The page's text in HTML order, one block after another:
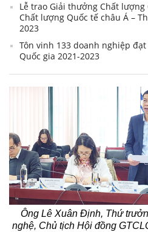
Lễ trao Giải thưởng Chất
Chất lượng Quốc tế châu Á –
2023
Tôn vinh 133 doanh nghiệp
Quốc gia 2021-2023
Ông Lê Xuân Định, Thứ
nghệ, Chủ tịch Hội đồng